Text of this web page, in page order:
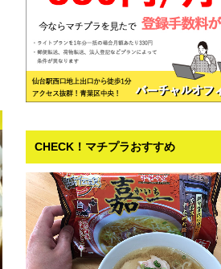
CHECK！マチプラおすすめ